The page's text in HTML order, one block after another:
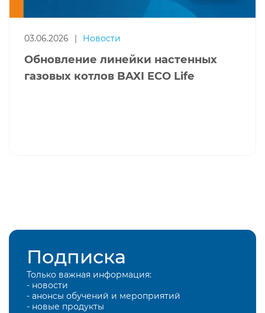
03.06.2026 Новости
Обновление линейки настенных
газовых котлов BAXI ECO Life
Подписка
Только важная информация:
- новости
- анонсы обучений и мероприятий
- новые продукты